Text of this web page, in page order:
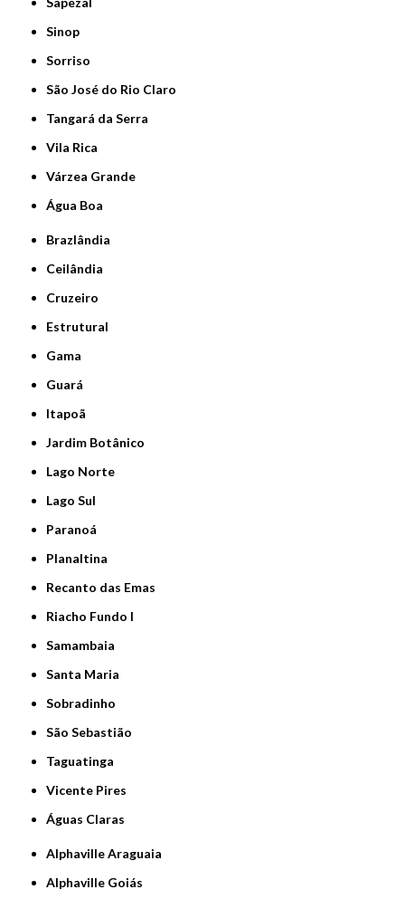
Sinop
Sorriso
São José do Rio Claro
Tangará da Serra
Vila Rica
Várzea Grande
Água Boa
Brazlândia
Ceilândia
Cruzeiro
Estrutural
Gama
Guará
Itapoã
Jardim Botânico
Lago Norte
Lago Sul
Paranoá
Planaltina
Recanto das Emas
Riacho Fundo I
Samambaia
Santa Maria
Sobradinho
São Sebastião
Taguatinga
Vicente Pires
Águas Claras
Alphaville Araguaia
Alphaville Goiás